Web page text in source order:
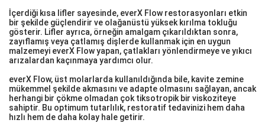
İçerdiği kısa lifler sayesinde, everX Flow restorasyonları etkin
bir şekilde güçlendirir ve olağanüstü yüksek kırılma tokluğu
gösterir. Lifler ayrıca, örneğin amalgam çıkarıldıktan sonra,
zayıflamış veya çatlamış dişlerde kullanmak için en uygun
malzemeyi everX Flow yapan, çatlakları yönlendirmeye ve yıkıcı
arızalardan kaçınmaya yardımcı olur.
everX Flow, üst molarlarda kullanıldığında bile, kavite zemine
mükemmel şekilde akmasını ve adapte olmasını sağlayan, ancak
herhangi bir çökme olmadan çok tiksotropik bir viskoziteye
sahiptir. Bu optimum tutarlılık, restoratif tedavinizi hem daha
hızlı hem de daha kolay hale getirir.